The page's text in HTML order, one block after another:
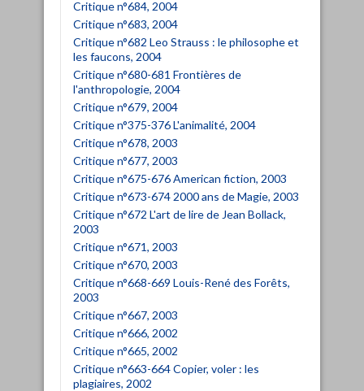
Critique n°684, 2004
Critique n°683, 2004
Critique n°682 Leo Strauss : le philosophe et
les faucons, 2004
Critique n°680-681 Frontières de
l'anthropologie, 2004
Critique n°679, 2004
Critique n°375-376 L'animalité, 2004
Critique n°678, 2003
Critique n°677, 2003
Critique n°675-676 American fiction, 2003
Critique n°673-674 2000 ans de Magie, 2003
Critique n°672 L'art de lire de Jean Bollack,
2003
Critique n°671, 2003
Critique n°670, 2003
Critique n°668-669 Louis-René des Forêts,
2003
Critique n°667, 2003
Critique n°666, 2002
Critique n°665, 2002
Critique n°663-664 Copier, voler : les
plagiaires, 2002